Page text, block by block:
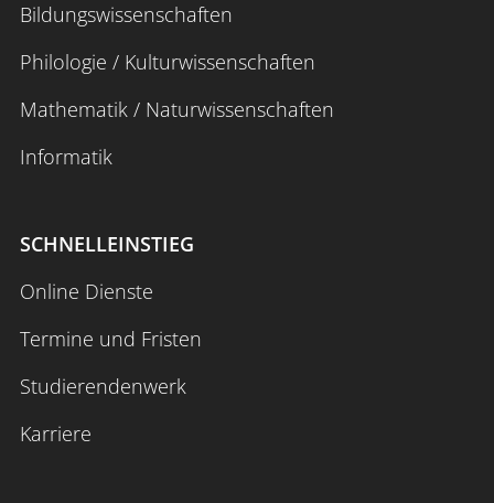
Bildungswissenschaften
Philologie / Kulturwissenschaften
Mathematik / Naturwissenschaften
Informatik
SCHNELLEINSTIEG
Online Dienste
Termine und Fristen
Studierendenwerk
Karriere